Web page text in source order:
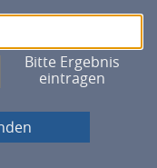
Bitte Ergebnis
eintragen